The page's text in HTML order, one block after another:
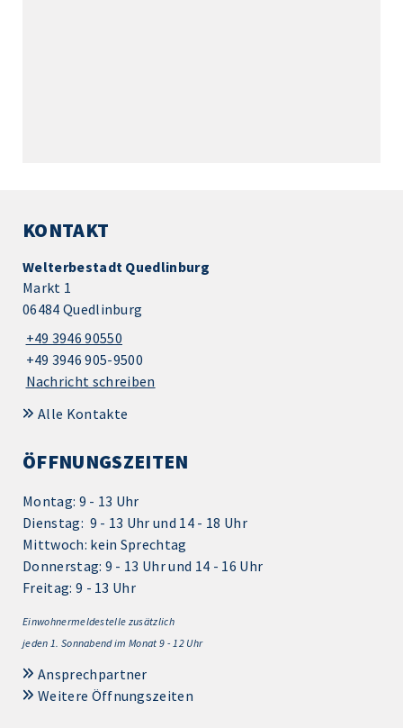
KONTAKT
Welterbestadt Quedlinburg
Markt 1
06484 Quedlinburg
+49 3946 90550
+49 3946 905-9500
Nachricht schreiben
Alle Kontakte
ÖFFNUNGSZEITEN
Montag: 9 - 13 Uhr
Dienstag: 9 - 13 Uhr und 14 - 18 Uhr
Mittwoch: kein Sprechtag
Donnerstag: 9 - 13 Uhr und 14 - 16 Uhr
Freitag: 9 - 13 Uhr
Einwohnermeldestelle zusätzlich
jeden 1. Sonnabend im Monat 9 - 12 Uhr
Ansprechpartner
Weitere Öffnungszeiten